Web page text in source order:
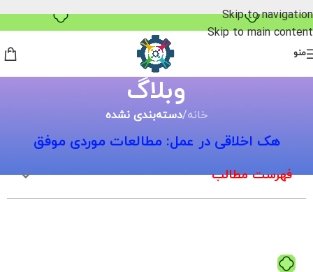
خرید قسطی با ترب‌پی
Skip to navigation
Skip to main content
منو
وبلاگ
خانه/دسته‌بندی نشده
هک اخلاقی در عمل: مطالعات موردی موفق
فهرست مطالب